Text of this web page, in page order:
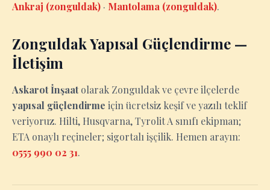
Ankraj (zonguldak) · Mantolama (zonguldak).
Zonguldak Yapısal Güçlendirme —
İletişim
Askarot İnşaatolarak Zonguldak ve çevre ilçelerde
yapısal güçlendirme için ücretsiz keşif ve yazılı teklif
veriyoruz. Hilti, Husqvarna, Tyrolit A sınıfı ekipman;
ETA onaylı reçineler; sigortalı işçilik. Hemen arayın:
0555 990 02 31.